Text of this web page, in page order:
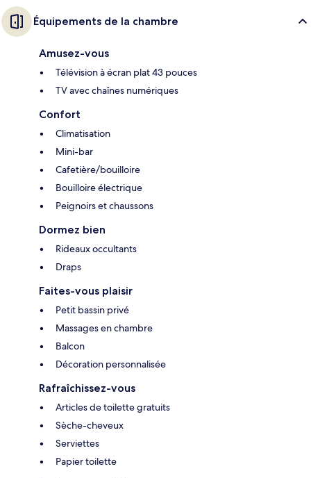
Équipements de la chambre
Amusez-vous
Télévision à écran plat 43 pouces
TV avec chaînes numériques
Confort
Climatisation
Mini-bar
Cafetière/bouilloire
Bouilloire électrique
Peignoirs et chaussons
Dormez bien
Rideaux occultants
Draps
Faites-vous plaisir
Petit bassin privé
Massages en chambre
Balcon
Décoration personnalisée
Rafraîchissez-vous
Articles de toilette gratuits
Sèche-cheveux
Serviettes
Papier toilette